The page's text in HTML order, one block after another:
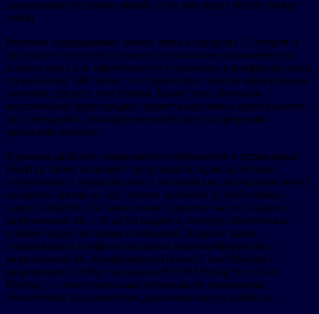
докладчиков на одном экране, если они ведут беседу между
собой.
Решение поддерживает захват звука в пределах 12 метров и
использует интеллектуальную технологию направленного
захвата звука для эффективного устранения в конференц-залах
шумов более 300 типов, что гарантирует чистое качественное
звучание для всех участников. Кроме того, функция
акустической перегородки создает выделенное пространство
для совещаний, блокируя внешний шум за пределами
указанной области.
Функция двойного зеркального отображения и управления
IdeaHub также позволяет легко видеть экран на личных
устройствах и управлять им, в то время как докладчики могут
сохранять контроль над своими личными устройствами с
самого IdeaHub. Он также может удвоить частоту кадров с
разрешением 4K с 30 до 60 кадров в секунду, обеспечивая
плавное видео во время совещаний. Изделие также
поддерживает профессиональные видеоконференции с
разрешением 4K, конференции Huawei Cloud Meeting с
разрешением 1080p и функцию BYOM (Bring Your Own
Meeting — самостоятельная организация совещания),
обеспечивая пользователям дополнительную гибкость.